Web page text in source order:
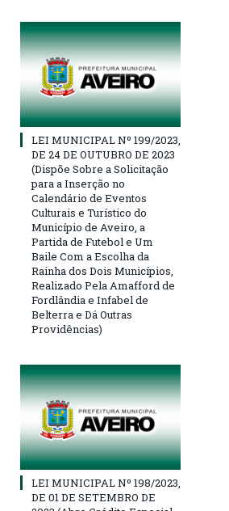
LEI MUNICIPAL Nº 199/2023,
DE 24 DE OUTUBRO DE 2023
(Dispõe Sobre a Solicitação
para a Inserção no
Calendário de Eventos
Culturais e Turístico do
Município de Aveiro, a
Partida de Futebol e Um
Baile Com a Escolha da
Rainha dos Dois Municípios,
Realizado Pela Amafford de
Fordlândia e Infabel de
Belterra e Dá Outras
Providências)
LEI MUNICIPAL Nº 198/2023,
DE 01 DE SETEMBRO DE